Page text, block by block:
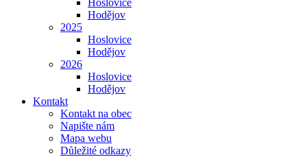
Hoslovice
Hodějov
2025
Hoslovice
Hodějov
2026
Hoslovice
Hodějov
Kontakt
Kontakt na obec
Napište nám
Mapa webu
Důležité odkazy